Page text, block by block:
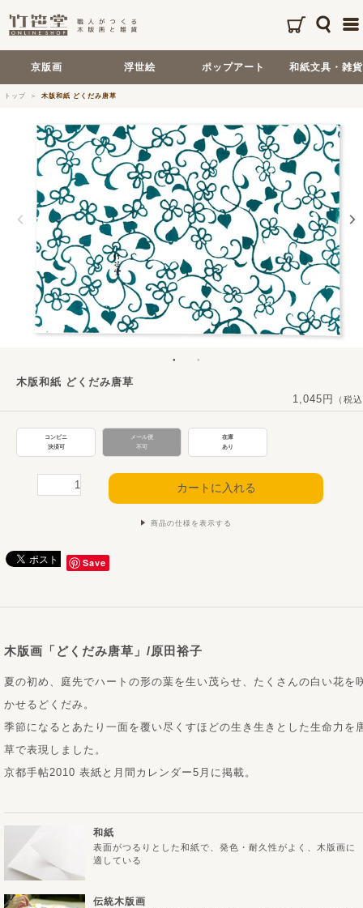
京版画 浮世絵 ポップアート 和紙文具・雑貨
トップ 木版和紙 どくだみ唐草
木版和紙 どくだみ唐草
1,045円
（税
コンビニ
決済可
メール便
不可
在庫
あり
商品の仕様を表示する
Save
伝統木版画
和紙
表面がつるりとした和紙で、発色・耐久性がよく、木版画に
適している
木版画「どくだみ唐草」/原田裕子
夏の初め、庭先でハートの形の葉を生い茂らせ、たくさんの白い花を
かせるどくだみ。
季節になるとあたり一面を覆い尽くすほどの生き生きとした生命力を
草で表現しました。
京都手帖2010 表紙と月間カレンダー5月に掲載。